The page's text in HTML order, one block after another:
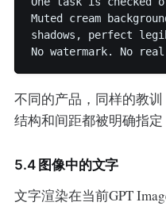
Muted cream
shadows, perfect
不同的产品，同样的教
结构和间距都被明确指定
5.4 图像中的文字
文字渲染在当前GPT